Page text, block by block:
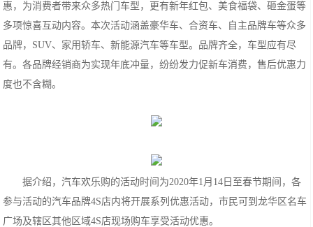
惠，为消费者带来众多热门车型，更有新年红包、美食福袋、砸金蛋等
多项惊喜互动内容。本次活动涵盖豪华车、合资车、自主品牌车等众多
品牌，SUV、家用轿车、新能源汽车等车型。品牌齐全，车型应有尽
有。各品牌经销商为实现年底冲量，纷纷发力促新车消费，售后优惠力
度也不含糊。
据介绍，汽车欢乐购的活动时间为2020年1月14日至春节期间，各
参与活动的汽车品牌4S店内将开展系列优惠活动，市民可到龙华区名车
广场及辖区其他区域4S店现场购车享受活动优惠。